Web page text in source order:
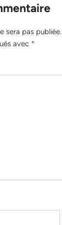
sera pas publiée.
avec *